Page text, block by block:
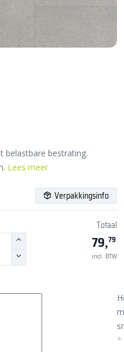
belastbare bestrating.
Lees meer
Verpakkingsinfo
Totaal
79,79
incl. BTW
*